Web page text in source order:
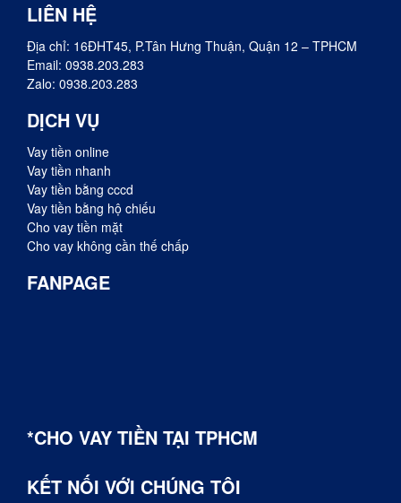
LIÊN HỆ
Địa chỉ: 16ĐHT45, P.Tân Hưng Thuận, Quận 12 – TPHCM
Email: 0938.203.283
Zalo: 0938.203.283
DỊCH VỤ
Vay tiền online
Vay tiền nhanh
Vay tiền bằng cccd
Vay tiền bằng hộ chiếu
Cho vay tiền mặt
Cho vay không cần thế chấp
FANPAGE
*CHO VAY TIỀN TẠI TPHCM
KẾT NỐI VỚI CHÚNG TÔI